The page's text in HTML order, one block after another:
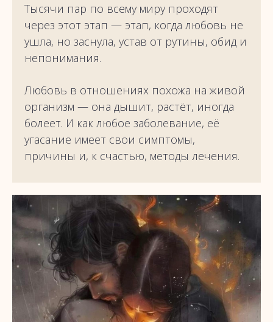
Тысячи пар по всему миру проходят
через этот этап — этап, когда любовь не
ушла, но заснула, устав от рутины, обид и
непонимания.
Любовь в отношениях похожа на живой
организм — она дышит, растёт, иногда
болеет. И как любое заболевание, её
угасание имеет свои симптомы,
причины и, к счастью, методы лечения.